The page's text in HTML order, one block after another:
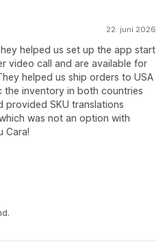
22. juni 2026
helped us set up the app start
video call and are available for
helped us ship orders to USA
the inventory in both countries
provided SKU translations
was not an option with
Cara!